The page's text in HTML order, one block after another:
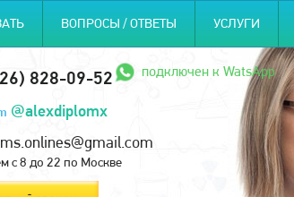
ВОПРОСЫ / ОТВЕТЫ УСЛУГИ
828-09-52 подключен к WatsApp
@alexdiplomx
с 8 до 22 по Москве